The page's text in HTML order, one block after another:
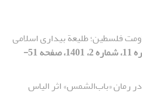
فلسطین؛ طلیعة بیداری اسلامی
[دوره 11، شماره 2، 1401، صفحه 51-
رمان «باب‌الشمس» اثر الیاس